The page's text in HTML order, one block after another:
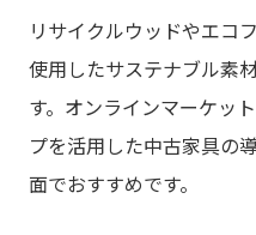
リサイクルウッドやエコ
使用したサステナブル素
す。オンラインマーケッ
プを活用した中古家具の
面でおすすめです。